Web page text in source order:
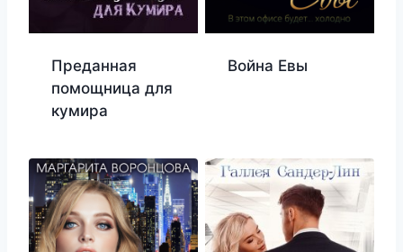
Преданная
помощница для
кумира
Война Евы